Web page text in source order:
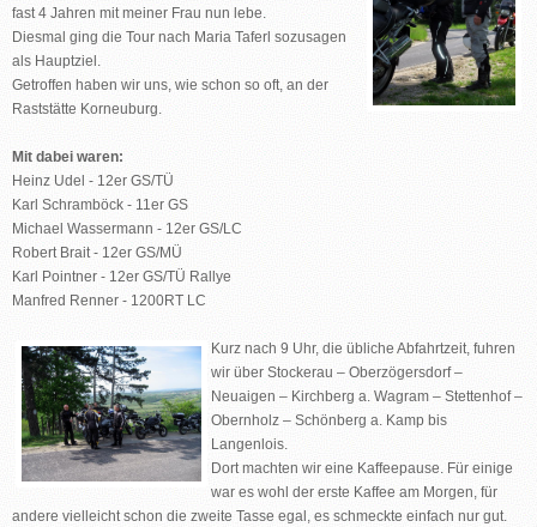
fast 4 Jahren mit meiner Frau nun lebe.
Diesmal ging die Tour nach Maria Taferl sozusagen
als Hauptziel.
Getroffen haben wir uns, wie schon so oft, an der
Raststätte Korneuburg.
Mit dabei waren:
Heinz Udel - 12er GS/TÜ
Karl Schramböck - 11er GS
Michael Wassermann - 12er GS/LC
Robert Brait - 12er GS/MÜ
Karl Pointner - 12er GS/TÜ Rallye
Manfred Renner - 1200RT LC
Kurz nach 9 Uhr, die übliche Abfahrtzeit, fuhren
wir über Stockerau – Oberzögersdorf –
Neuaigen – Kirchberg a. Wagram – Stettenhof –
Obernholz – Schönberg a. Kamp bis
Langenlois.
Dort machten wir eine Kaffeepause. Für einige
war es wohl der erste Kaffee am Morgen, für
andere vielleicht schon die zweite Tasse egal, es schmeckte einfach nur gut.